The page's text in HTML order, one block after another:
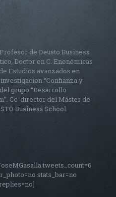
de Deusto Business
Doctor en C. Enonómicas
Estudios avanzados en
“Confianza y
grupo “Desarrollo
Co-director del Máster de
Business School.
tweets_count=6
stats_bar=no